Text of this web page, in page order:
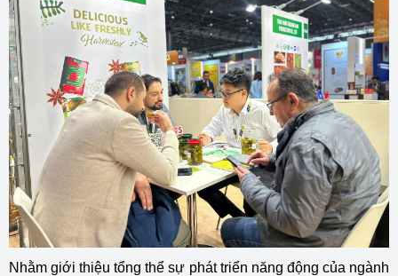
Nhằm giới thiệu tổng thể sự phát triển năng động của ngành